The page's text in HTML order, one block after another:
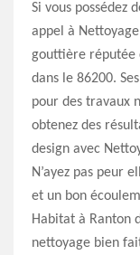
Si vous possédez
appel à
gouttière réputée
dans le 86200.
pour des travaux
obtenez des
design avec
N’ayez pas peur
et un bon
Habitat à Ranton
nettoyage bien